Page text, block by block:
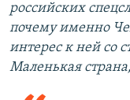
российских
почему именно
интерес к ней со
Маленькая